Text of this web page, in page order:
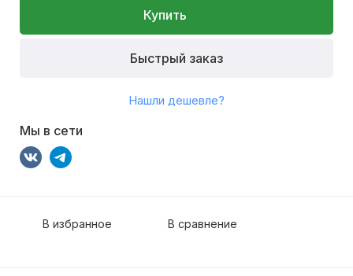
Купить
Быстрый заказ
Нашли дешевле?
Мы в сети
В избранное В сравнение